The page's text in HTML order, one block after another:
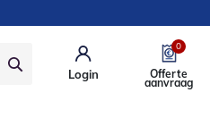
Login
0
Offerte
aanvraag